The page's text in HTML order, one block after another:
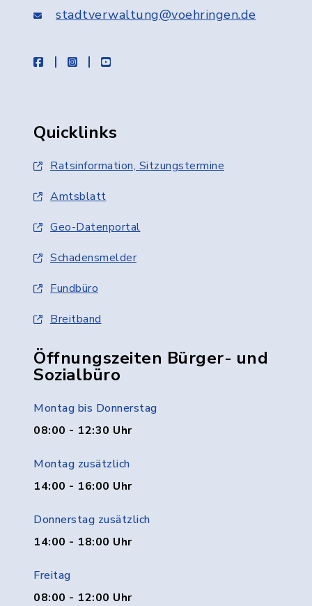
stadtverwaltung@voehringen.de
facebookinstagramyoutube
Quicklinks
Ratsinformation, Sitzungstermine
Amtsblatt
Geo-Datenportal
Schadensmelder
Fundbüro
Breitband
Öffnungszeiten Bürger- und
Sozialbüro
Montag bis Donnerstag
08:00 - 12:30 Uhr
Montag zusätzlich
14:00 - 16:00 Uhr
Donnerstag zusätzlich
14:00 - 18:00 Uhr
Freitag
08:00 - 12:00 Uhr